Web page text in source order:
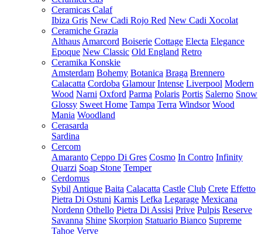
Ceramicas Calaf
Ibiza Gris New Cadi Rojo Red New Cadi Xocolat
Ceramiche Grazia
Althaus Amarcord Boiserie Cottage Electa Elegance
Epoque New Classic Old England Retro
Ceramika Konskie
Amsterdam Bohemy Botanica Braga Brennero
Calacatta Cordoba Glamour Intense Liverpool Modern
Wood Narni Oxford Parma Polaris Portis Salerno Snow
Glossy Sweet Home Tampa Terra Windsor Wood
Mania Woodland
Cerasarda
Sardina
Cercom
Amaranto Ceppo Di Gres Cosmo In Contro Infinity
Quarzi Soap Stone Temper
Cerdomus
Sybil Antique Baita Calacatta Castle Club Crete Effetto
Pietra Di Ostuni Karnis Lefka Legarage Mexicana
Nordenn Othello Pietra Di Assisi Prive Pulpis Reserve
Savanna Shine Skorpion Statuario Bianco Supreme
Tahoe Verve